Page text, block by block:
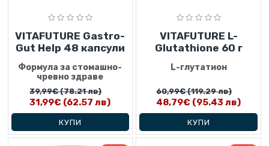
VITAFUTURE Gastro-
Gut Help 48 капсули
Формула за стомашно-
чревно здраве
31,99€ (62.57 лв)
39,99€(78.21 лв)
КУПИ
VITAFUTURE L-
Glutathione 60 г
L-глутатион
48,79€ (95.43 лв)
60,99€(119.29 лв)
КУПИ